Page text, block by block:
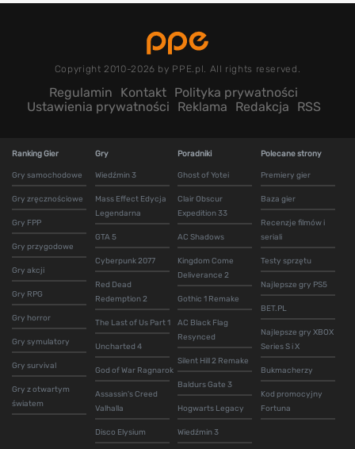
Copyright 2010-2026 by PPE.pl. All rights reserved.
Regulamin Kontakt Polityka prywatności
Ustawienia prywatności
Reklama Redakcja RSS
Ranking Gier
Gry samochodowe
Gry zręcznościowe
Gry FPP
Gry przygodowe
Gry akcji
Gry RPG
Gry horror
Gry symulatory
Gry survival
Gry z otwartym
światem
Gry
Wiedźmin 3
Mass Effect Edycja
Legendarna
GTA 5
Cyberpunk 2077
Red Dead
Redemption 2
The Last of Us Part 1
Uncharted 4
God of War Ragnarok
Assassin's Creed
Valhalla
Disco Elysium
Poradniki
Ghost of Yotei
Clair Obscur
Expedition 33
AC Shadows
Kingdom Come
Deliverance 2
Gothic 1 Remake
AC Black Flag
Resynced
Silent Hill 2 Remake
Baldurs Gate 3
Hogwarts Legacy
Wiedźmin 3
Polecane strony
Premiery gier
Baza gier
Recenzje filmów i
seriali
Testy sprzętu
Najlepsze gry PS5
BET.PL
Najlepsze gry XBOX
Series S i X
Bukmacherzy
Kod promocyjny
Fortuna